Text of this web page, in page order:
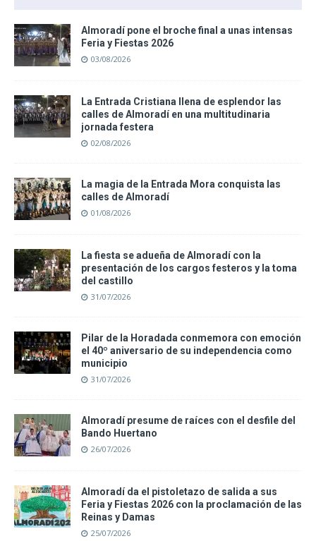
Almoradí pone el broche final a unas intensas
Feria y Fiestas 2026
03/08/2026
La Entrada Cristiana llena de esplendor las
calles de Almoradí en una multitudinaria
jornada festera
02/08/2026
La magia de la Entrada Mora conquista las
calles de Almoradí
01/08/2026
La fiesta se adueña de Almoradí con la
presentación de los cargos festeros y la toma
del castillo
31/07/2026
Pilar de la Horadada conmemora con emoción
el 40º aniversario de su independencia como
municipio
31/07/2026
Almoradí presume de raíces con el desfile del
Bando Huertano
26/07/2026
Almoradí da el pistoletazo de salida a sus
Feria y Fiestas 2026 con la proclamación de las
Reinas y Damas
25/07/2026